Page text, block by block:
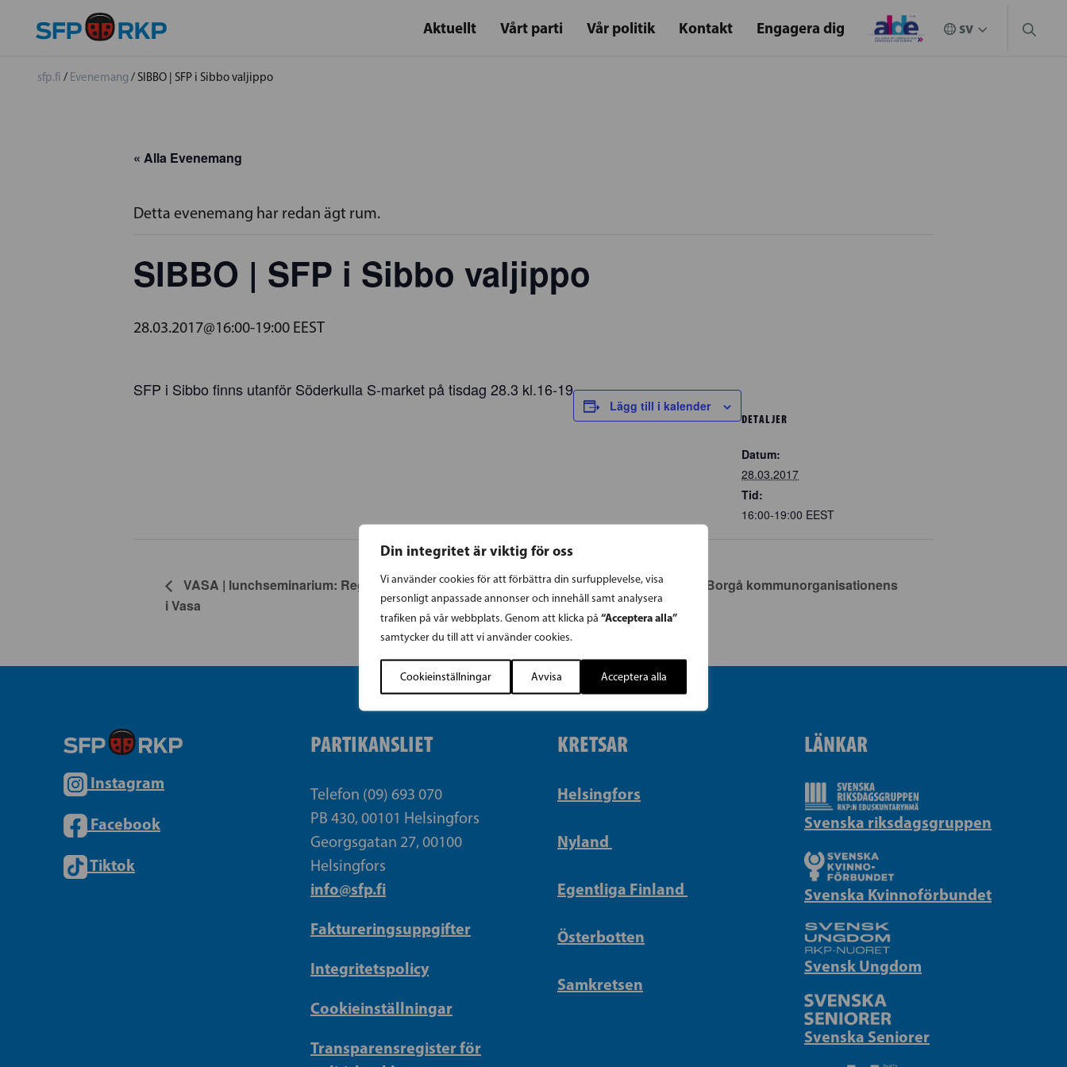
Din integritet är viktig för oss
Vi använder cookies för att förbättra din surfupplevelse, visa
personligt anpassade annonser och innehåll samt analysera
trafiken på vår webbplats. Genom att klicka på “Acceptera alla”
samtycker du till att vi använder cookies.
Cookieinställningar Avvisa Acceptera alla
Aktuellt Vårt parti Vår politik Kontakt Engagera dig
sfp.fi / Evenemang / SIBBO | SFP i Sibbo valjippo
« Alla Evenemang
Detta evenemang har redan ägt rum.
SIBBO | SFP i Sibbo valjippo
28.03.2017@16:00-19:00 EEST
SFP i Sibbo finns utanför Söderkulla S-market på tisdag 28.3 kl.16-19
Lägg till i kalender
DETALJER
Datum:
28.03.2017
Tid:
16:00-19:00 EEST
VASA | lunchseminarium: Regeringen Sipilä och svenskan vid Bock´s
i Vasa
BORGÅ | SFP i Borgå kommunorganisationens
årsmöte
Instagram
Facebook
Tiktok
PARTIKANSLIET
Telefon (09) 693 070
PB 430, 00101 Helsingfors
Georgsgatan 27, 00100
Helsingfors
info@sfp.fi
Faktureringsuppgifter
Integritetspolicy
Cookieinställningar
Transparensregister för
KRETSAR
Helsingfors
Nyland
Egentliga Finland
Österbotten
Samkretsen
LÄNKAR
Svenska riksdagsgruppen
Svenska Kvinnoförbundet
Svensk Ungdom
Svenska Seniorer